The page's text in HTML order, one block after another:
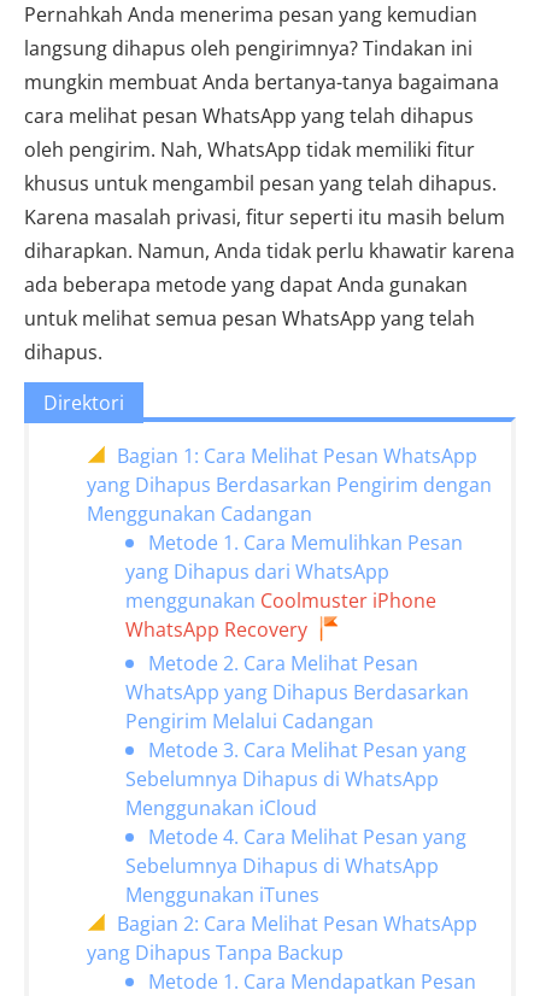
Pernahkah Anda menerima pesan yang kemudian
langsung dihapus oleh pengirimnya? Tindakan ini
mungkin membuat Anda bertanya-tanya bagaimana
cara melihat pesan WhatsApp yang telah dihapus
oleh pengirim. Nah, WhatsApp tidak memiliki fitur
khusus untuk mengambil pesan yang telah dihapus.
Karena masalah privasi, fitur seperti itu masih belum
diharapkan. Namun, Anda tidak perlu khawatir karena
ada beberapa metode yang dapat Anda gunakan
untuk melihat semua pesan WhatsApp yang telah
dihapus.
Direktori
Bagian 1: Cara Melihat Pesan WhatsApp
yang Dihapus Berdasarkan Pengirim dengan
Menggunakan Cadangan
Metode 1. Cara Memulihkan Pesan
yang Dihapus dari WhatsApp
menggunakan Coolmuster iPhone
WhatsApp Recovery
Metode 2. Cara Melihat Pesan
WhatsApp yang Dihapus Berdasarkan
Pengirim Melalui Cadangan
Metode 3. Cara Melihat Pesan yang
Sebelumnya Dihapus di WhatsApp
Menggunakan iCloud
Metode 4. Cara Melihat Pesan yang
Sebelumnya Dihapus di WhatsApp
Menggunakan iTunes
Bagian 2: Cara Melihat Pesan WhatsApp
yang Dihapus Tanpa Backup
Metode 1. Cara Mendapatkan Pesan